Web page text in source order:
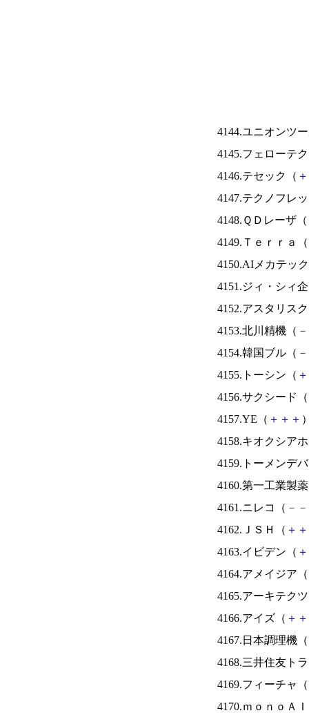
4144.ユニオンツ
4145.フェローテ
4146.テセック（ ＋
4147.テクノフレ
4148.ＱＤレーザ（
4149.Ｔｅｒｒａ（
4150.AIメカテッ
4151.ジィ・シィ
4152.アスタリス
4153.北川精機（ －
4154.韓国ブル（ －
4155.トーシン（ ＋
4156.サクシード（
4157.YE（ ＋ ＋ ＋
4158.キオクシア
4159.トーメンデ
4160.第一工業製
4161.ニレコ（ － －
4162.ＪＳＨ（ ＋ ＋
4163.イビデン（ ＋
4164.アメイジア（
4165.アーキテク
4166.アイズ（ ＋ ＋
4167.日本調理機（
4168.三井住友ト
4169.フィーチャ（
4170.ｍｏｎｏＡ